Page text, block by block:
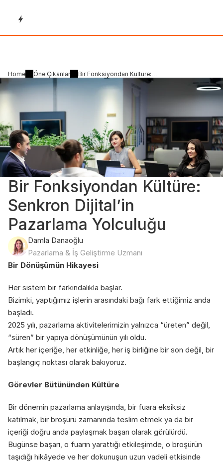
Home Öne Çıkanlar
Bir Fonksiyondan Kültüre:
Senkron Dijital’in Pazarlama
Yolculuğu
Bir Fonksiyondan Kültüre:
Senkron Dijital’in
Pazarlama Yolculuğu
Damla Danaoğlu
Pazarlama & İş Geliştirme Uzmanı
Bir Dönüşümün Hikayesi
Her sistem bir farkındalıkla başlar.
Bizimki, yaptığımız işlerin arasındaki bağı fark ettiğimiz anda
başladı.
2025 yılı, pazarlama aktivitelerimizin yalnızca “üreten” değil,
“süren” bir yapıya dönüşümünün yılı oldu.
Artık her içeriğe, her etkinliğe, her iş birliğine bir son değil, bir
başlangıç noktası olarak bakıyoruz.
Görevler Bütününden Kültüre
Bir dönemin pazarlama anlayışında, bir fuara eksiksiz
katılmak, bir broşürü zamanında teslim etmek ya da bir
içeriği doğru anda paylaşmak başarı olarak görülürdü.
Bugünse başarı, o fuarın yarattığı etkileşimde, o broşürün
taşıdığı hikâyede ve her dokunuşun uzun vadeli etkisinde